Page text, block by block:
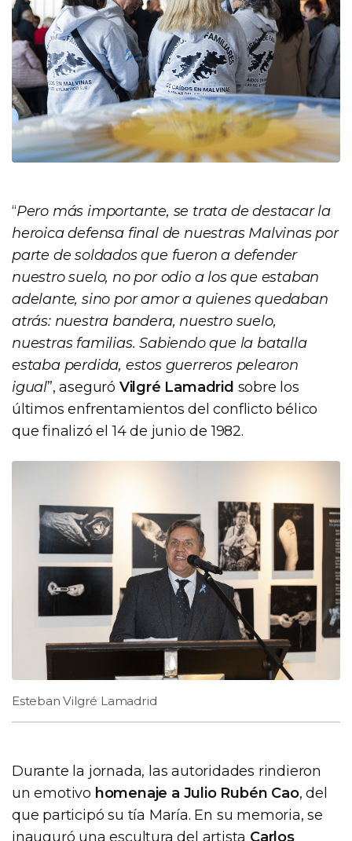
“Pero más importante, se trata de destacar la
heroica defensa final de nuestras Malvinas por
parte de soldados que fueron a defender
nuestro suelo, no por odio a los que estaban
adelante, sino por amor a quienes quedaban
atrás: nuestra bandera, nuestro suelo,
nuestras familias. Sabiendo que la batalla
estaba perdida, estos guerreros pelearon
igual”, aseguró Vilgré Lamadrid sobre los
últimos enfrentamientos del conflicto bélico
que finalizó el 14 de junio de 1982.
Esteban Vilgré Lamadrid
Durante la jornada, las autoridades rindieron
un emotivo homenaje a Julio Rubén Cao, del
que participó su tía María. En su memoria, se
inauguró una escultura del artista Carlos